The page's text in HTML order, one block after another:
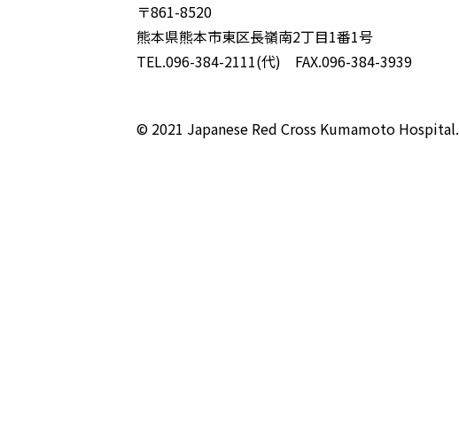
〒861-8520
熊本県熊本市東区長嶺南2丁目1番1号
TEL.096-384-2111(代) FAX.096-384-3939
© 2021 Japanese Red Cross Kumamoto Hospital.